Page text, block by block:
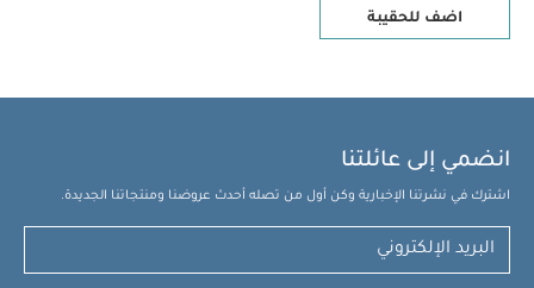
اضف للحقيبة
انضمي إلى عائلتنا
اشترك في نشرتنا الإخبارية وكن أول من تصله أحدث عروضنا ومنتجاتنا الجديدة.